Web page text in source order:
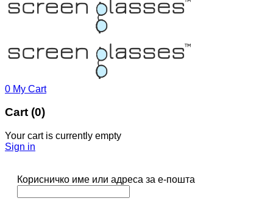
0 My Cart
Cart (0)
Your cart is currently empty
Sign in
Корисничко име или адреса за е-пошта